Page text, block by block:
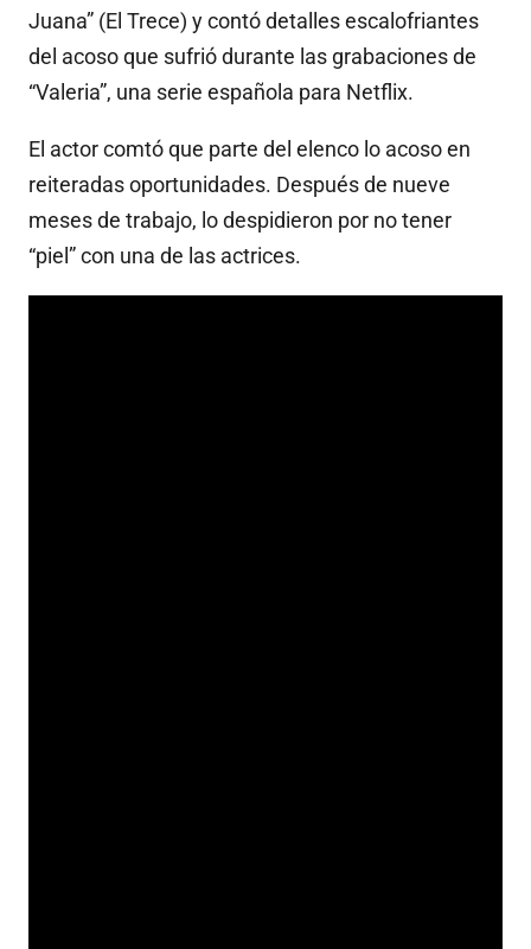
Juana” (El Trece) y contó detalles escalofriantes
del acoso que sufrió durante las grabaciones de
“Valeria”, una serie española para Netflix.
El actor comtó que parte del elenco lo acoso en
reiteradas oportunidades. Después de nueve
meses de trabajo, lo despidieron por no tener
“piel” con una de las actrices.